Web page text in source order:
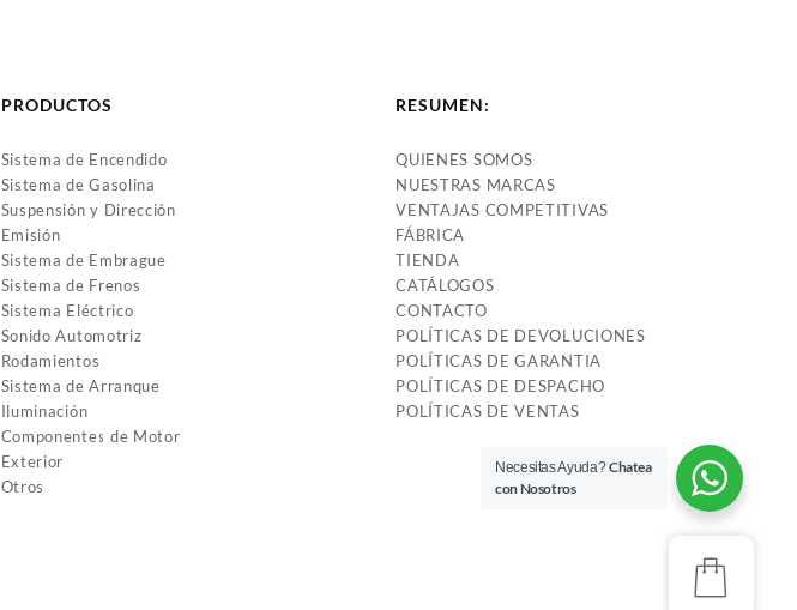
PRODUCTOS
Sistema de Encendido
Sistema de Gasolina
Suspensión y Dirección
Emisión
Sistema de Embrague
Sistema de Frenos
Sistema Eléctrico
Sonido Automotriz
Rodamientos
Sistema de Arranque
Iluminación
Componentes de Motor
Exterior
Otros
RESUMEN:
QUIENES SOMOS
NUESTRAS MARCAS
VENTAJAS COMPETITIVAS
FÁBRICA
TIENDA
CATÁLOGOS
CONTACTO
POLÍTICAS DE DEVOLUCIONES
POLÍTICAS DE GARANTIA
POLÍTICAS DE DESPACHO
POLÍTICAS DE VENTAS
Necesitas Ayuda?Chatea
con Nosotros